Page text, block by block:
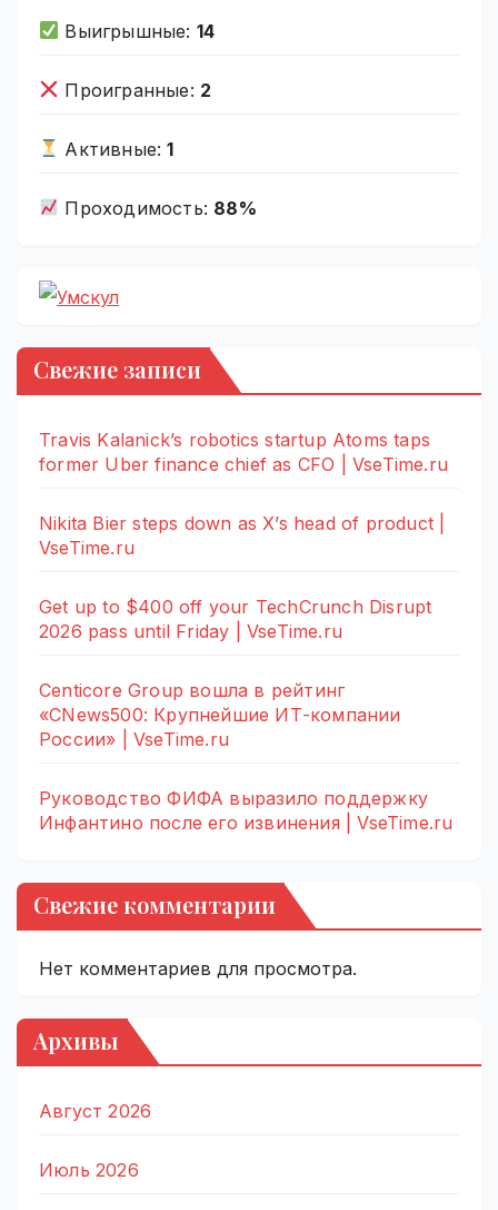
Выигрышные: 14
Проигранные: 2
Активные:1
Проходимость: 88%
Свежие записи
Travis Kalanick’s robotics startup Atoms taps
former Uber finance chief as CFO | VseTime.ru
Nikita Bier steps down as X’s head of product |
VseTime.ru
Get up to $400 off your TechCrunch Disrupt
2026 pass until Friday | VseTime.ru
Centicore Group вошла в рейтинг
«CNews500: Крупнейшие ИТ-компании
России» | VseTime.ru
Руководство ФИФА выразило поддержку
Инфантино после его извинения | VseTime.ru
Свежие комментарии
Нет комментариев для просмотра.
Архивы
Август 2026
Июль 2026